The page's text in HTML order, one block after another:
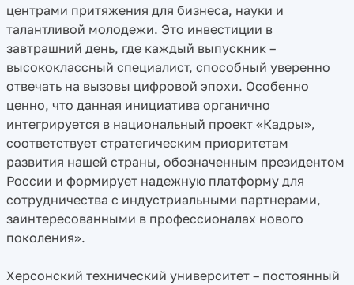
центрами притяжения для бизнеса, науки и
талантливой молодежи. Это инвестиции в
завтрашний день, где каждый выпускник –
высококлассный специалист, способный уверенно
отвечать на вызовы цифровой эпохи. Особенно
ценно, что данная инициатива органично
интегрируется в национальный проект «Кадры»,
соответствует стратегическим приоритетам
развития нашей страны, обозначенным президентом
России и формирует надежную платформу для
сотрудничества с индустриальными партнерами,
заинтересованными в профессионалах нового
поколения».
Херсонский технический университет – постоянный